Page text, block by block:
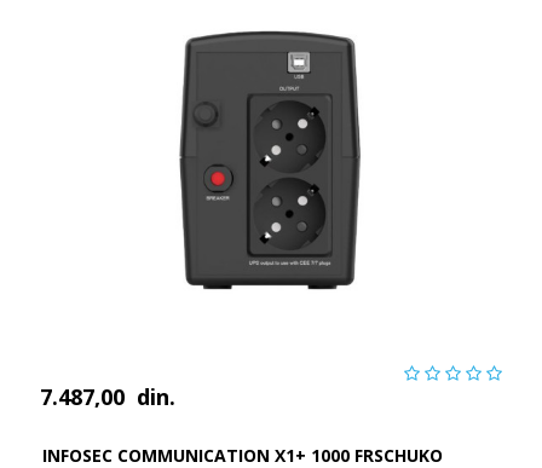
7.487,00 din.
INFOSEC COMMUNICATION X1+ 1000 FRSCHUKO